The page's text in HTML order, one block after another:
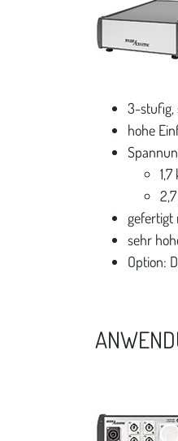
3-stufig,
hohe
sehr
Option: